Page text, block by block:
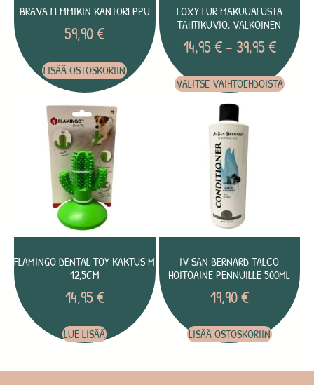
BRAVA LEMMIKIN KANTOREPPU
59,90€
LISÄÄ OSTOSKORIIN
FOXY FUR MAKUUALUSTA
TÄHTIKUVIO, VALKOINEN
14,95€ – 39,95€
VALITSE VAIHTOEHDOISTA
FLAMINGO DENTAL TOY KAKTUS M
12,5CM
14,95€
LUE LISÄÄ
IV SAN BERNARD TALCO
HOITOAINE PENNUILLE 500ML
19,90€
LISÄÄ OSTOSKORIIN